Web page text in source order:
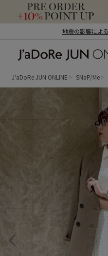
地震の影響によ
ン オンライン）
J'aDoRe JUN ONLINE SNaP/Me